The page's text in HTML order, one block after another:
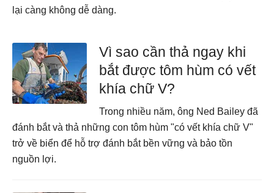
lại càng không dễ dàng.
Vì sao cần thả ngay khi
bắt được tôm hùm có vết
khía chữ V?
Trong nhiều năm, ông Ned Bailey đã
đánh bắt và thả những con tôm hùm "có vết khía chữ V"
trở về biển để hỗ trợ đánh bắt bền vững và bảo tồn
nguồn lợi.